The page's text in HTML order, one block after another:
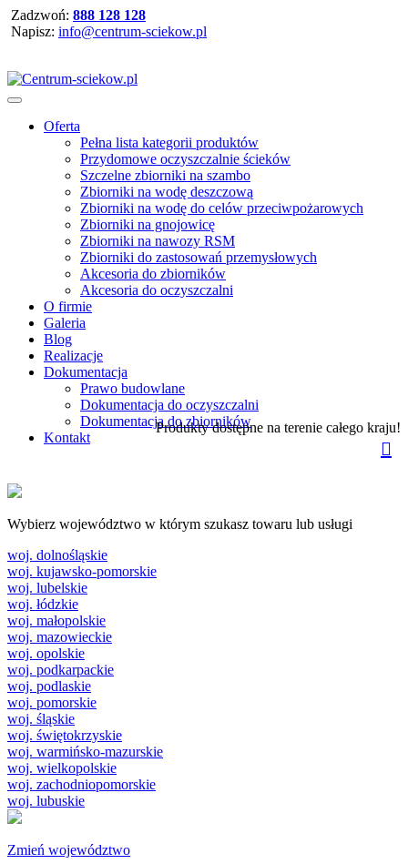
Zadzwoń: 888 128 128
Napisz: info@centrum-sciekow.pl
Oferta
Pełna lista kategorii produktów
Przydomowe oczyszczalnie ścieków
Szczelne zbiorniki na szambo
Zbiorniki na wodę deszczową
Zbiorniki na wodę do celów przeciwpożarowych
Zbiorniki na gnojowicę
Zbiorniki na nawozy RSM
Zbiorniki do zastosowań przemysłowych
Akcesoria do zbiorników
Akcesoria do oczyszczalni
O firmie
Galeria
Blog
Realizacje
Dokumentacja
Prawo budowlane
Dokumentacja do oczyszczalni
Dokumentacja do zbiorników
Kontakt
Produkty dostępne na terenie całego kraju!
Wybierz województwo w którym szukasz towaru lub usługi
woj. dolnośląskie
woj. kujawsko-pomorskie
woj. lubelskie
woj. łódzkie
woj. małopolskie
woj. mazowieckie
woj. opolskie
woj. podkarpackie
woj. podlaskie
woj. pomorskie
woj. śląskie
woj. świętokrzyskie
woj. warmińsko-mazurskie
woj. wielkopolskie
woj. zachodniopomorskie
woj. lubuskie
Zmień województwo